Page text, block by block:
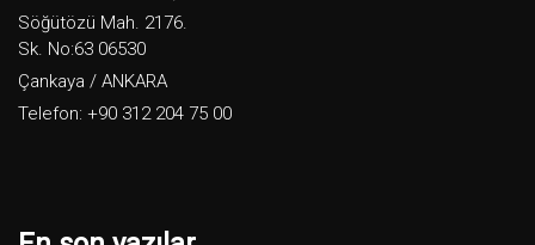
Söğütözü Mah. 2176.
Sk. No:63 06530
Çankaya / ANKARA
Telefon: +90 312 204 75 00